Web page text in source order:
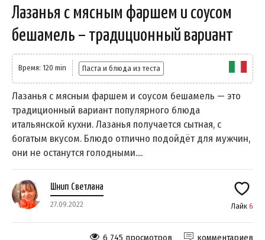
Лазанья с мясным фаршем и соусом
бешамель – традиционный вариант
Время: 120 min Паста и блюда из теста
Лазанья с мясным фаршем и соусом бешамель — это
традиционный вариант популярного блюда
итальянской кухни. Лазанья получается сытная, с
богатым вкусом. Блюдо отлично подойдёт для мужчин,
они не останутся голодными....
Шнип Светлана
27.09.2022 Лайк 6
комментариев
6 745 просмотров